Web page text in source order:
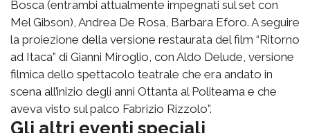
Bosca (entrambi attualmente impegnati sul set con
Mel Gibson), Andrea De Rosa, Barbara Eforo. A seguire
la proiezione della versione restaurata del film “Ritorno
ad Itaca” di Gianni Miroglio, con Aldo Delude, versione
filmica dello spettacolo teatrale che era andato in
scena all’inizio degli anni Ottanta al Politeama e che
aveva visto sul palco Fabrizio Rizzolo”.
Gli altri eventi speciali